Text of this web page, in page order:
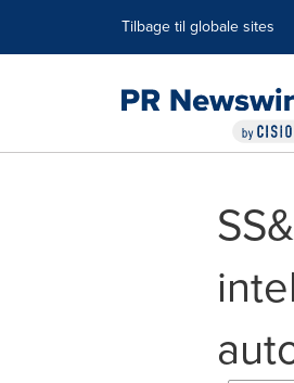
Tilbage til globale sites